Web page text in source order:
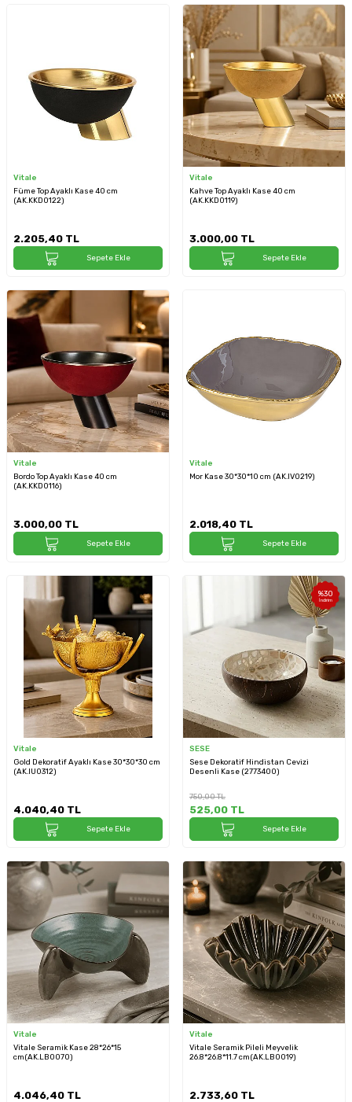
Vitale
Füme Top Ayaklı Kase 40 cm
(AK.KKD0122)
2.205,40 TL
Sepete Ekle
Vitale
Kahve Top Ayaklı Kase 40 cm
(AK.KKD0119)
3.000,00 TL
Sepete Ekle
Vitale
Bordo Top Ayaklı Kase 40 cm
(AK.KKD0116)
3.000,00 TL
Sepete Ekle
Vitale
Mor Kase 30*30*10 cm (AK.IV0219)
2.018,40 TL
Sepete Ekle
Vitale
Gold Dekoratif Ayaklı Kase 30*30*30 cm
(AK.IU0312)
4.040,40 TL
Sepete Ekle
%30
İndirim
SESE
Sese Dekoratif Hindistan Cevizi
Desenli Kase (2773400)
750,00TL
525,00 TL
Sepete Ekle
Vitale
Vitale Seramik Kase 28*26*15
cm(AK.LB0070)
4.046,40 TL
Vitale
Vitale Seramik Pileli Meyvelik
26.8*26.8*11.7 cm(AK.LB0019)
2.733,60 TL